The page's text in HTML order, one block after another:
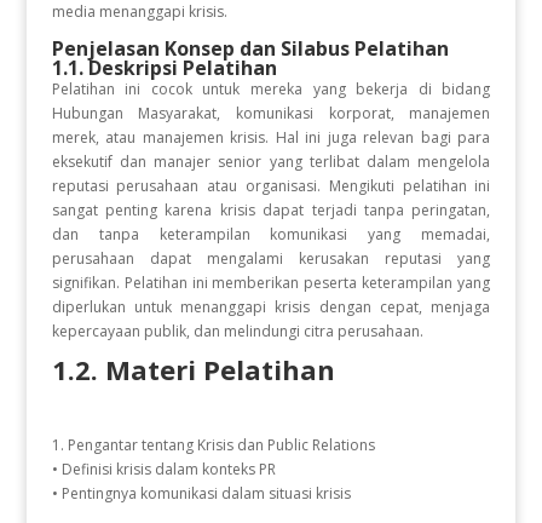
media menanggapi krisis.
Penjelasan Konsep dan Silabus Pelatihan
1.1. Deskripsi Pelatihan
Pelatihan ini cocok untuk mereka yang bekerja di bidang
Hubungan Masyarakat, komunikasi korporat, manajemen
merek, atau manajemen krisis. Hal ini juga relevan bagi para
eksekutif dan manajer senior yang terlibat dalam mengelola
reputasi perusahaan atau organisasi. Mengikuti pelatihan ini
sangat penting karena krisis dapat terjadi tanpa peringatan,
dan tanpa keterampilan komunikasi yang memadai,
perusahaan dapat mengalami kerusakan reputasi yang
signifikan. Pelatihan ini memberikan peserta keterampilan yang
diperlukan untuk menanggapi krisis dengan cepat, menjaga
kepercayaan publik, dan melindungi citra perusahaan.
1.2. Materi Pelatihan
1. Pengantar tentang Krisis dan Public Relations
• Definisi krisis dalam konteks PR
• Pentingnya komunikasi dalam situasi krisis